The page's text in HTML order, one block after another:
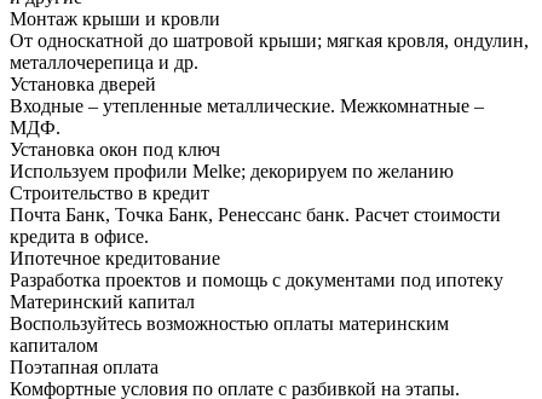
Монтаж крыши и кровли
От односкатной до шатровой крыши; мягкая кровля, ондулин,
металлочерепица и др.
Установка дверей
Входные – утепленные металлические. Межкомнатные –
МДФ.
Установка окон под ключ
Используем профили Melke; декорируем по желанию
Строительство в кредит
Почта Банк, Точка Банк, Ренессанс банк. Расчет стоимости
кредита в офисе.
Ипотечное кредитование
Разработка проектов и помощь с документами под ипотеку
Материнский капитал
Воспользуйтесь возможностью оплаты материнским
капиталом
Поэтапная оплата
Комфортные условия по оплате с разбивкой на этапы.